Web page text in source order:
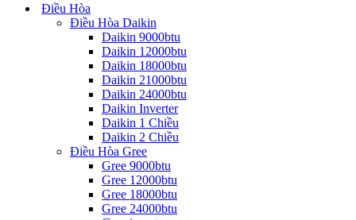
Điều Hòa
Điều Hòa Daikin
Daikin 9000btu
Daikin 12000btu
Daikin 18000btu
Daikin 21000btu
Daikin 24000btu
Daikin Inverter
Daikin 1 Chiều
Daikin 2 Chiều
Điều Hòa Gree
Gree 9000btu
Gree 12000btu
Gree 18000btu
Gree 24000btu